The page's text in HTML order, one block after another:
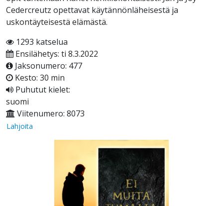
Cedercreutz opettavat käytännönläheisestä ja
uskontäyteisestä elämästä.
1293 katselua
Ensilähetys: ti 8.3.2022
Jaksonumero: 477
Kesto: 30 min
Puhutut kielet:
suomi
Viitenumero: 8073
Lahjoita